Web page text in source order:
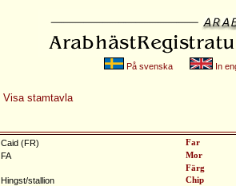
På svenska In
Visa stamtavla
Caid (FR)
Far
FA
Mor
Färg
Hingst/stallion
Chip